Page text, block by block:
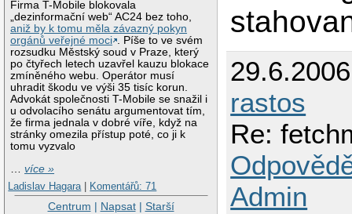
Firma T-Mobile blokovala
„dezinformační web“ AC24 bez toho,
aniž by k tomu měla závazný pokyn
orgánů veřejné moci . Píše to ve svém
rozsudku Městský soud v Praze, který
po čtyřech letech uzavřel kauzu blokace
zmíněného webu. Operátor musí
uhradit škodu ve výši 35 tisíc korun.
Advokát společnosti T-Mobile se snažil i
u odvolacího senátu argumentovat tím,
že firma jednala v dobré víře, když na
stránky omezila přístup poté, co ji k
tomu vyzvalo
…více »
Ladislav Hagara | Komentářů: 71
Centrum | Napsat| Starší
rastos
Re:
Admin